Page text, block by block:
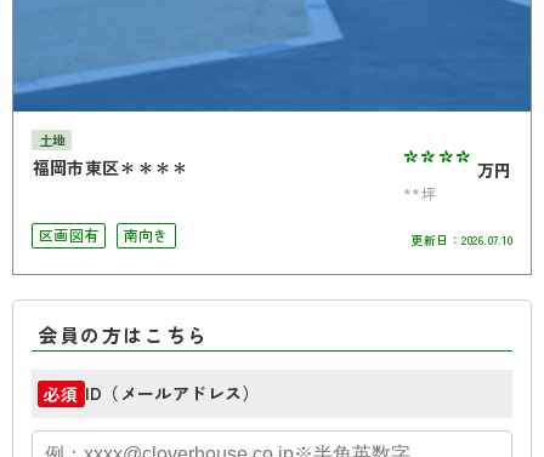
土地
福岡市東区＊＊＊＊ **** 万円
**坪
区画図有
南向き 更新日： 2026.07.10
会員の方はこちら
必須 ID（メールアドレス）